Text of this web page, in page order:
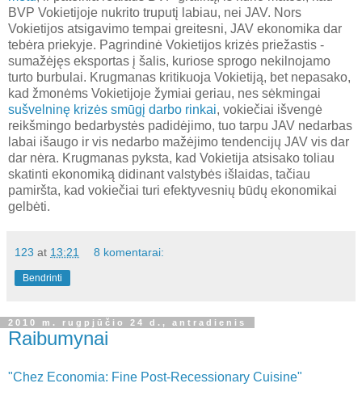
BVP Vokietijoje nukrito truputį labiau, nei JAV. Nors
Vokietijos atsigavimo tempai greitesni, JAV ekonomika dar
tebėra priekyje. Pagrindinė Vokietijos krizės priežastis -
sumažėjęs eksportas į šalis, kuriose sprogo nekilnojamo
turto burbulai. Krugmanas kritikuoja Vokietiją, bet nepasako,
kad žmonėms Vokietijoje žymiai geriau, nes sėkmingai
sušvelninę krizės smūgį darbo rinkai, vokiečiai išvengė
reikšmingo bedarbystės padidėjimo, tuo tarpu JAV nedarbas
labai išaugo ir vis nedarbo mažėjimo tendencijų JAV vis dar
dar nėra. Krugmanas pyksta, kad Vokietija atsisako toliau
skatinti ekonomiką didinant valstybės išlaidas, tačiau
pamiršta, kad vokiečiai turi efektyvesnių būdų ekonomikai
gelbėti.
123 at 13:21 8 komentarai:
Bendrinti
2010 m. rugpjūčio 24 d., antradienis
Raibumynai
"Chez Economia: Fine Post-Recessionary Cuisine"